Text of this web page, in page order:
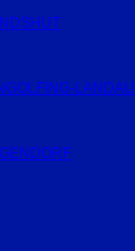
LANDAU